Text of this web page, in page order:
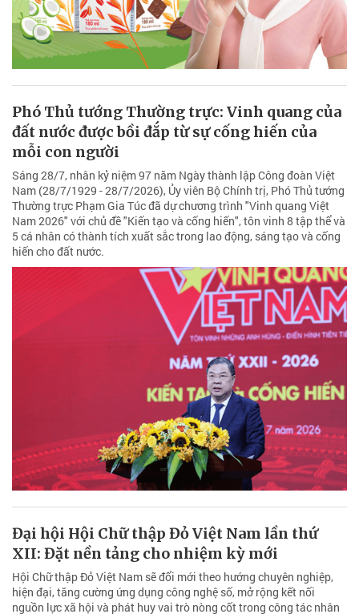
Phó Thủ tướng Thường trực: Vinh quang của
đất nước được bồi đắp từ sự cống hiến của
mỗi con người
Sáng 28/7, nhân kỷ niệm 97 năm Ngày thành lập Công đoàn Việt
Nam (28/7/1929 - 28/7/2026), Ủy viên Bộ Chính trị, Phó Thủ tướng
Thường trực Phạm Gia Túc đã dự chương trình "Vinh quang Việt
Nam 2026" với chủ đề "Kiến tạo và cống hiến", tôn vinh 8 tập thể và
5 cá nhân có thành tích xuất sắc trong lao động, sáng tạo và cống
hiến cho đất nước.
Đại hội Hội Chữ thập Đỏ Việt Nam lần thứ
XII: Đặt nền tảng cho nhiệm kỳ mới
Hội Chữ thập Đỏ Việt Nam sẽ đổi mới theo hướng chuyên nghiệp,
hiện đại, tăng cường ứng dụng công nghệ số, mở rộng kết nối
nguồn lực xã hội và phát huy vai trò nòng cốt trong công tác nhân